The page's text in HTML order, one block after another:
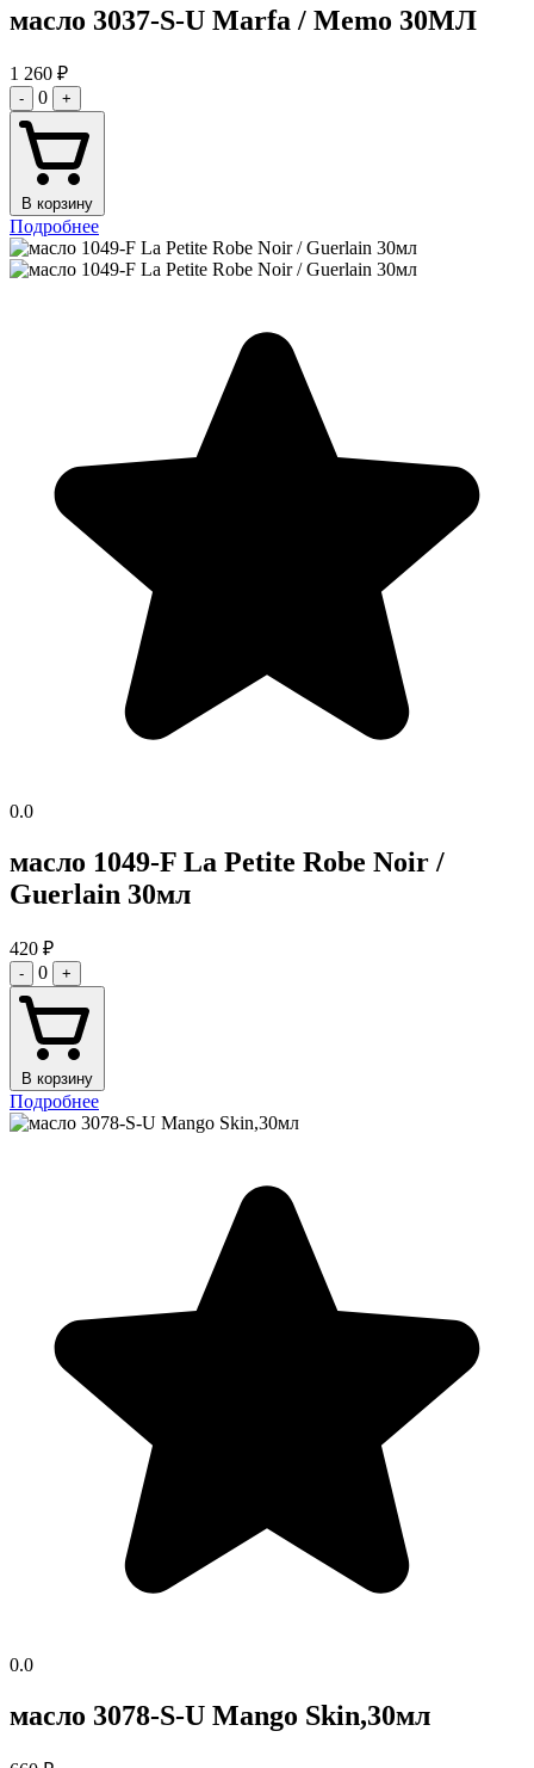
масло 3037-S-U Marfa / Memo 30МЛ
1 260 ₽
- 0 +
В корзину
Подробнее
0.0
масло 1049-F La Petite Robe Noir /
Guerlain 30мл
420 ₽
- 0 +
В корзину
Подробнее
0.0
масло 3078-S-U Mango Skin,30мл